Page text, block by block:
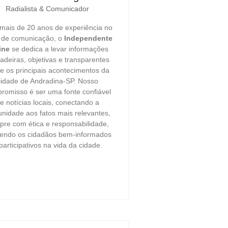
Radialista & Comunicador
de 20 anos de experiência no
comunicação, o Independente
se dedica a levar informações
objetivas e transparentes
os principais acontecimentos da
de Andradina-SP. Nosso
é ser uma fonte confiável
notícias locais, conectando a
aos fatos mais relevantes,
com ética e responsabilidade,
os cidadãos bem-informados
na vida da cidade.